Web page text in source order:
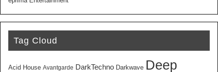
Tag Cloud
Acid House Avantgarde DarkTechno Darkwave Deep